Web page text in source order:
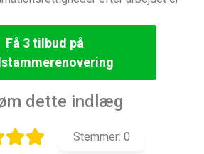
Få 3 tilbud på
dette indlæg
Stemmer: 0